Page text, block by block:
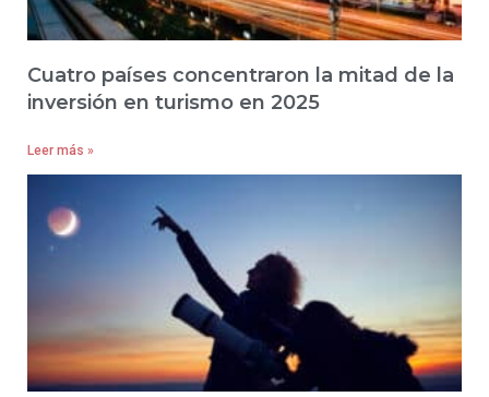
Cuatro países concentraron la mitad de la
inversión en turismo en 2025
Leer más »